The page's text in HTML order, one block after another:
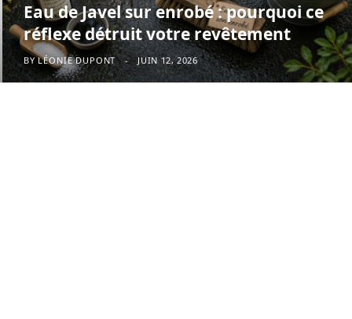
Eau de Javel sur enrobé : pourquoi ce
réflexe détruit votre revêtement
BY LÉONIE DUPONT JUIN 12, 2026